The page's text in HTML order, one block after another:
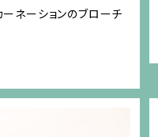
ネーションのブローチ